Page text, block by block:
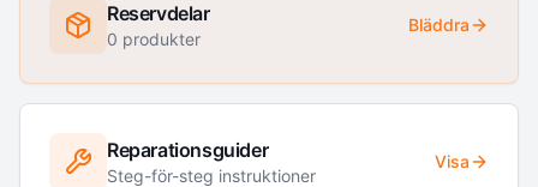
Reservdelar
0 produkter
Bläddra
Reparationsguider
Steg-för-steg instruktioner
Visa